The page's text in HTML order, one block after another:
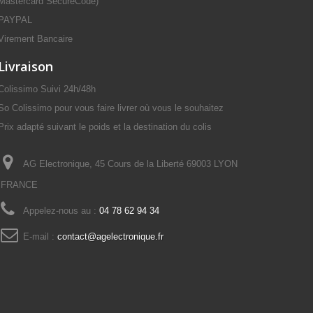
PAYPAL
Bancaire
Livraison
Suivi 24h/48h
Colissimo pour vous faire livrer où vous le souhaitez
Prix adapté suivant le poids et la destination du colis
AG Electronique, 45 Cours de la Liberté 69003 LYON
FRANCE
Appelez-nous au : 04 78 62 94 34
E-mail : contact@agelectronique.fr